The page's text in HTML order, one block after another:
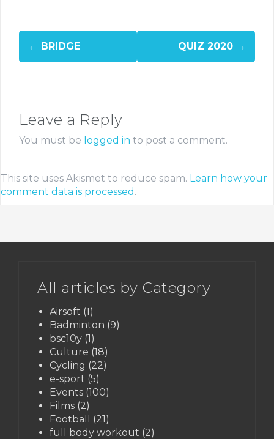
← BRIDGE QUIZ 2020 →
Leave a Reply
You must be logged in to post a comment.
This site uses Akismet to reduce spam. Learn how your
comment data is processed .
All articles by Category
Airsoft (1)
Badminton (9)
bsc10y (1)
Culture (18)
Cycling (22)
e-sport (5)
Events (100)
Films (2)
Football
(21)
full body workout (2)